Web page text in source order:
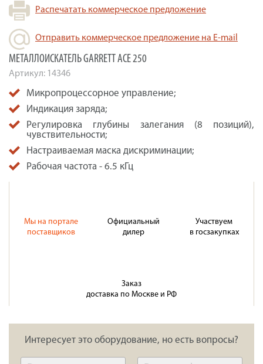
Распечатать коммерческое предложение
Отправить коммерческое предложение на E-mail
МЕТАЛЛОИСКАТЕЛЬ GARRETT ACE 250
Артикул: 14346
Микропроцессорное управление;
Индикация заряда;
Регулировка глубины залегания (8 позиций),
чувствительности;
Настраиваемая маска дискриминации;
Рабочая частота - 6.5 кГц
Мы на портале
поставщиков
Официальный
дилер
Участвуем
в госзакупках
Заказ
доставка по Москве и РФ
Интересует это оборудование, но есть вопросы?